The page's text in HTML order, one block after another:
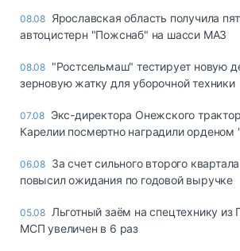
08.08 Ярославская область получила
автоцистерн "Пожснаб" на шасси МАЗ
08.08 "Ростсельмаш" тестирует новую
зерновую жатку для уборочной техники
07.08 Экс-директора Онежского
Карелии посмертно наградили
06.08 За счет сильного второго
повысил ожидания по годовой выручке
05.08 Льготный заём на спецтехнику из
МСП увеличен в 6 раз